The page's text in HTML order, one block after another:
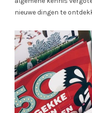
nieuwe dingen te